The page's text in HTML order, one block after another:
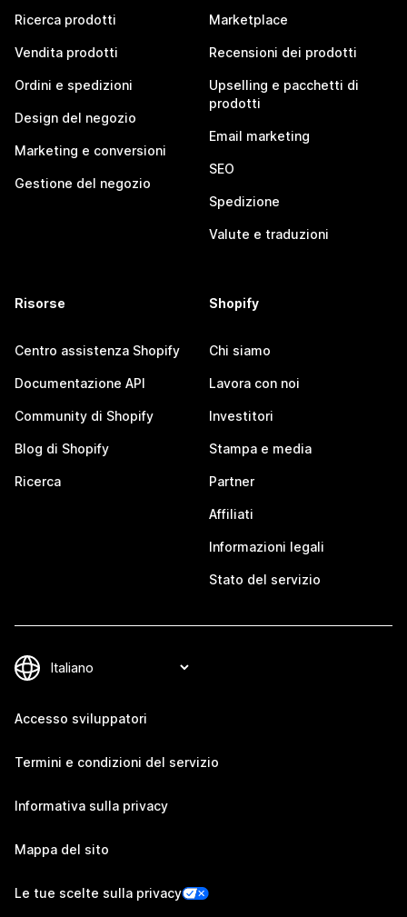
Ricerca prodotti
Vendita prodotti
Ordini e spedizioni
Design del negozio
Marketing e conversioni
Gestione del negozio
Marketplace
Recensioni dei prodotti
Upselling e pacchetti di
prodotti
Email marketing
SEO
Spedizione
Valute e traduzioni
Risorse
Centro assistenza Shopify
Documentazione API
Community di Shopify
Blog di Shopify
Ricerca
Shopify
Chi siamo
Lavora con noi
Investitori
Stampa e media
Partner
Affiliati
Informazioni legali
Stato del servizio
Accesso sviluppatori
Termini e condizioni del servizio
Informativa sulla privacy
Mappa del sito
Le tue scelte sulla privacy